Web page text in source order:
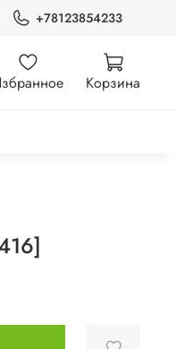
+78123854233
Корзина